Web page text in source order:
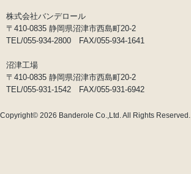
株式会社バンデロール
〒410-0835 静岡県沼津市西島町20-2
TEL/055-934-2800 FAX/055-934-1641
沼津工場
〒410-0835 静岡県沼津市西島町20-2
TEL/055-931-1542 FAX/055-931-6942
Copyright© 2026 Banderole Co.,Ltd.All Rights Reserved.